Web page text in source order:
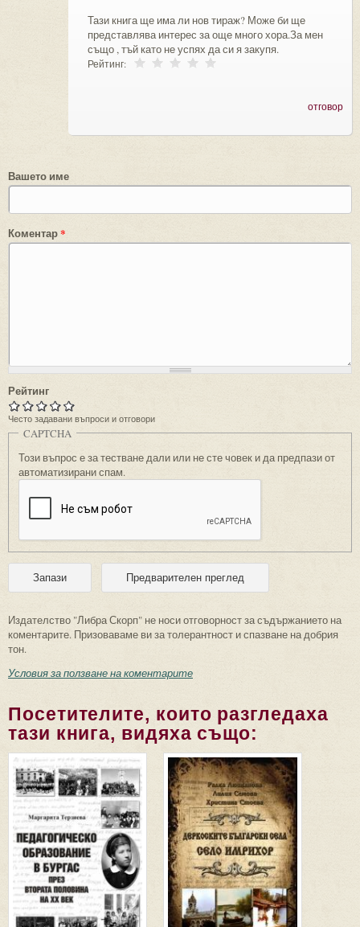
Тази книга ще има ли нов тираж? Може би ще
представлява интерес за още много хора.За мен
също , тъй като не успях да си я закупя.
Рейтинг:
отговор
Вашето име
Коментар*
Рейтинг
Често задавани въпроси и отговори
CAPTCHA
Този въпрос е за тестване дали или не сте човек и да предпази от
автоматизирани спам.
Издателство "Либра Скорп" не носи отговорност за съдържанието на
коментарите. Призоваваме ви за толерантност и спазване на добрия
тон.
Условия за ползване на коментарите
Посетителите, които разгледаха
тази книга, видяха също: